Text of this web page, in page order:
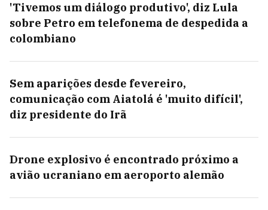
'Tivemos um diálogo produtivo', diz Lula
sobre Petro em telefonema de despedida a
colombiano
Sem aparições desde fevereiro,
comunicação com Aiatolá é 'muito difícil',
diz presidente do Irã
Drone explosivo é encontrado próximo a
avião ucraniano em aeroporto alemão